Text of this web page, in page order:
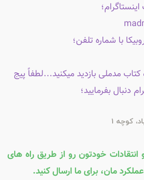
با شماره تلفن؛
مدملی بازدید میکنید...لطفاً پیج
دنبال بفرمایید؛
کوچه 1
انتقادات خودتون رو از طریق راه های
مان، برای ما ارسال کنید.